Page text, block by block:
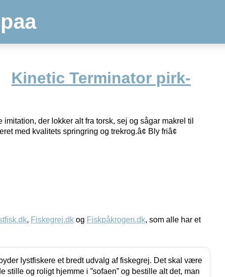
Kinetic Terminator pirk-
der lokker alt fra torsk, sej og sågar makrel til
med kvalitets springring og trekrog.â¢ Bly friâ¢
, Fiskegrej.dk og Fiskpåkrogen.dk, som alle har et
lystfiskere et bredt udvalg af fiskegrej. Det skal være
stille og roligt hjemme i ”sofaen” og bestille alt det, man